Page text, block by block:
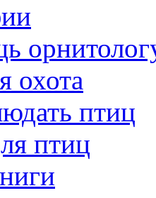
охота
птиц
птиц